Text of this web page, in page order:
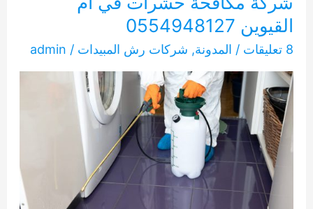
القيوين 0554948127
8 تعليقات / المدونة, شركات رش المبيدات /
admin